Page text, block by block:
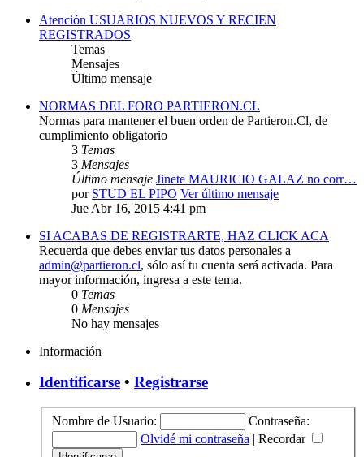
Atención USUARIOS NUEVOS Y RECIEN
REGISTRADOS
Temas
Mensajes
Último mensaje
NORMAS DEL FORO PARTIERON.CL
Normas para mantener el buen orden de Partieron.Cl, de
cumplimiento obligatorio
3 Temas
3 Mensajes
Último mensaje Jinete MAURICIO GALAZ no corr…
por STUD EL PIPO Ver último mensaje
Jue Abr 16, 2015 4:41 pm
SI ACABAS DE REGISTRARTE, HAZ CLICK ACA
Recuerda que debes enviar tus datos personales a
admin@partieron.cl, sólo así tu cuenta será activada. Para
mayor información, ingresa a este tema.
0 Temas
0 Mensajes
No hay mensajes
Información
Identificarse • Registrarse
Nombre de Usuario:
Contraseña:
Olvidé mi contraseña | Recordar